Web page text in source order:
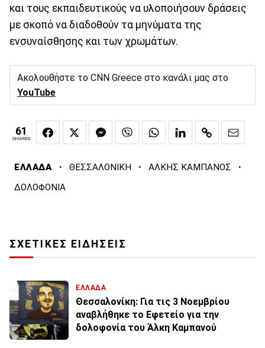
και τους εκπαιδευτικούς να υλοποιήσουν δράσεις
με σκοπό να διαδοθούν τα μηνύματα της
ενσυναίσθησης και των χρωμάτων.
Ακολουθήστε το CNN Greece στο κανάλι μας στο
YouTube
61
SHARES
ΕΛΛΑΔΑ · ΘΕΣΣΑΛΟΝΙΚΗ · ΑΛΚΗΣ ΚΑΜΠΑΝΟΣ ·
ΔΟΛΟΦΟΝΙΑ
ΣΧΕΤΙΚΕΣ ΕΙΔΗΣΕΙΣ
ΕΛΛΑΔΑ
Θεσσαλονίκη: Για τις 3 Νοεμβρίου
αναβλήθηκε το Εφετείο για την
δολοφονία του Άλκη Καμπανού